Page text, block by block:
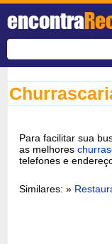
encontra
Para facilitar sua
as melhores
telefones e
Similares: »